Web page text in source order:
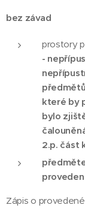
bez závad
prostory
-
které by
bylo
2.p. část
Zápis o